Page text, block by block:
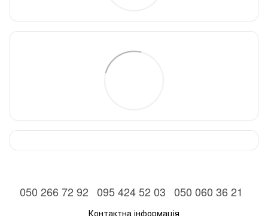
050 266 72 92 095 424 52 03 050 060 36 21
Контактна інформація